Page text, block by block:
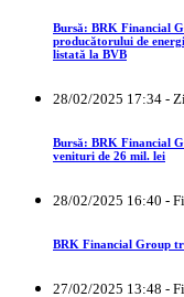
Bursă: BRK Financial
producătorului de
listată la BVB
28/02/2025 17:34 -
Bursă: BRK Financial
venituri de 26 mil. lei
28/02/2025 16:40 -
BRK Financial Group
27/02/2025 13:48 -